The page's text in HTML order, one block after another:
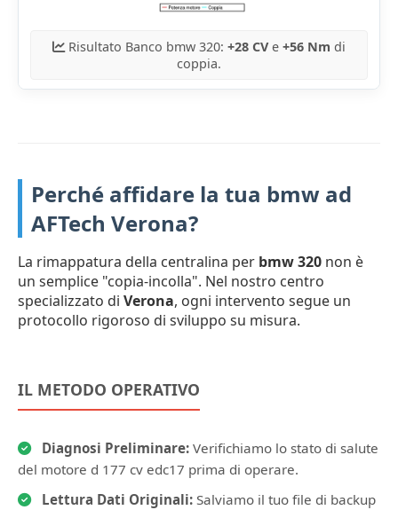
Risultato Banco bmw 320: +28 CVe +56 Nm di
coppia.
Perché affidare la tua bmw ad
AFTech Verona?
La rimappatura della centralina per bmw 320 non è
un semplice "copia-incolla". Nel nostro centro
specializzato di Verona, ogni intervento segue un
protocollo rigoroso di sviluppo su misura.
IL METODO OPERATIVO
Diagnosi Preliminare: Verifichiamo lo stato di salute
del motore d 177 cv edc17 prima di operare.
Lettura Dati Originali: Salviamo il tuo file di backup